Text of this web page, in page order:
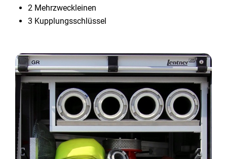
2 Mehrzweckleinen
3 Kupplungsschlüssel